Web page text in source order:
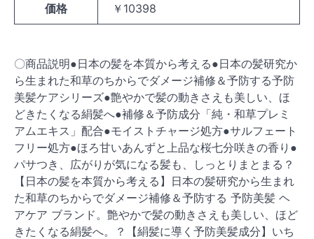
価格 ￥10398
〇商品説明●日本の髪を本質から考える●日本の髪研究か
ら生まれた和草のちからでダメージ補修＆予防する予防
美髪ケアシリーズ●艶やかで髪の動きさえも美しい、ほ
どきたくなる絹髪へ●補修＆予防成分「純・和草プレミ
アムエキス」配合●モイストチャージ処方●サルフェート
フリー処方●ほろ甘いあんずと上品な桜七分咲きの香り●
パサつき、広がりが気になる髪も、しっとりまとまる？
【日本の髪を本質から考える】日本の髪研究から生まれ
た和草のちからでダメージ補修＆予防する 予防美髪 ヘ
アケア ブランド。艶やかで髪の動きさえも美しい、ほど
きたくなる絹髪へ。？【絹髪に導く予防美髪成分】いち